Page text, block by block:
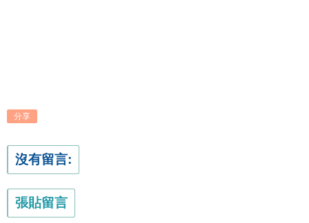
分享
沒有留言:
張貼留言